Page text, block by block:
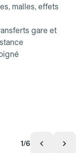
malles, effets
gare et
1/6